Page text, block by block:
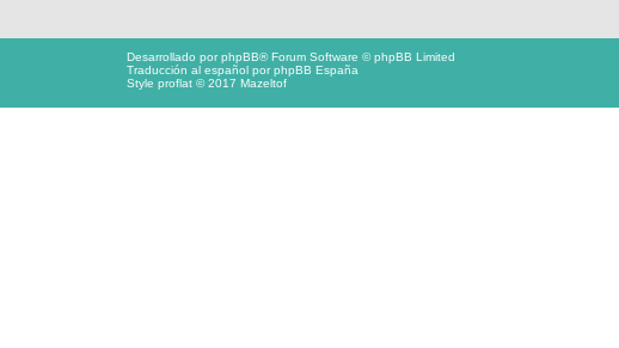
Desarrollado porphpBB® Forum Software © phpBB Limited
Traducción al español porphpBB España
Style proflat © 2017 Mazeltof